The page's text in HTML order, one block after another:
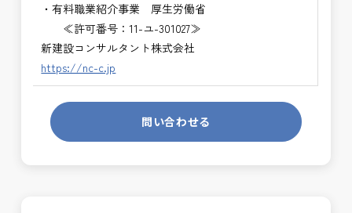
・有料職業紹介事業 厚生労働省
≪許可番号：11-ユ-301027≫
新建設コンサルタント株式会社
https://nc-c.jp
問い合わせる